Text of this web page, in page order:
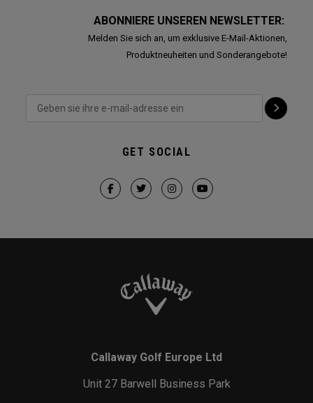
ABONNIERE UNSEREN NEWSLETTER:
Melden Sie sich an, um exklusive E-Mail-Aktionen,
Produktneuheiten und Sonderangebote!
GET SOCIAL
Callaway Golf Europe Ltd
Unit 27 Barwell Business Park